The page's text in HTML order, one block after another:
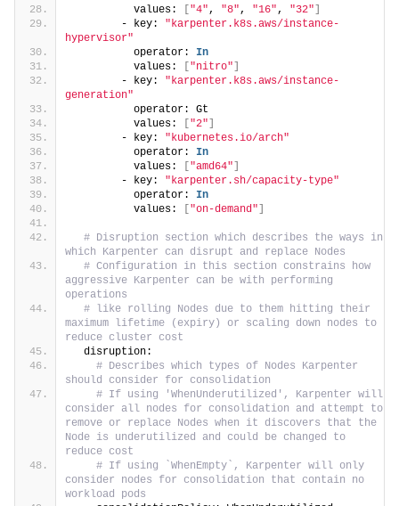
          values:
"4", "8", "16", "32"
        - key:
"karpenter.k8s.aws/instance-
hypervisor"
          operator:
In
          values:
"nitro"
        - key:
"karpenter.k8s.aws/instance-
generation"
          operator: Gt
          values:
"2"
        - key:
"kubernetes.io/arch"
          operator:
In
          values:
"amd64"
        - key:
"karpenter.sh/capacity-type"
          operator:
In
          values:
"on-demand"
# Disruption section which describes the ways in
which Karpenter can disrupt and replace Nodes
# Configuration in this section constrains how
aggressive Karpenter can be with performing
operations
# like rolling Nodes due to them hitting their
maximum lifetime (expiry) or scaling down nodes to
reduce cluster cost
  disruption:
# Describes which types of Nodes Karpenter
should consider for consolidation
# If using 'WhenUnderutilized', Karpenter will
consider all nodes for consolidation and attempt to
remove or replace Nodes when it discovers that the
Node is underutilized and could be changed to
reduce cost
# If using `WhenEmpty`, Karpenter will only
consider nodes for consolidation that contain no
workload pods